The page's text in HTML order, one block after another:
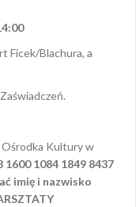
Blachura, a
Ośrodka Kultury w
1600 1084 1849 8437
imię i nazwisko